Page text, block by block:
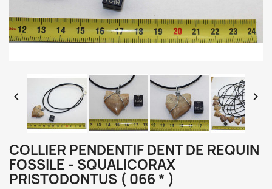
 
COLLIER PENDENTIF DENT DE REQUIN
FOSSILE - SQUALICORAX
PRISTODONTUS ( 066 * )